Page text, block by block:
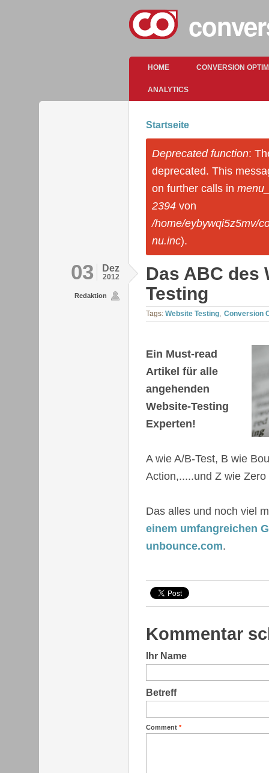
Hauptmenü
HOME CONVERSION
ANALYTICS
Sie sind hier
Startseite
Fehlermeldung
Deprecated function:
deprecated. This
on further calls in
2394 von
/home/eybywqi5z5mv/
nu.inc).
03 Dez
2012
Redaktion
Das ABC des
Testing
Tags: Website Testing Conversion
Ein Must-read
Artikel für alle
angehenden
Website-Testing
Experten!
A wie A/B-Test, B wie
Action,.....und Z wie
Das alles und noch viel
einem umfangreichen
unbounce.com.
Kommentar
Ihr Name
Betreff
Comment *